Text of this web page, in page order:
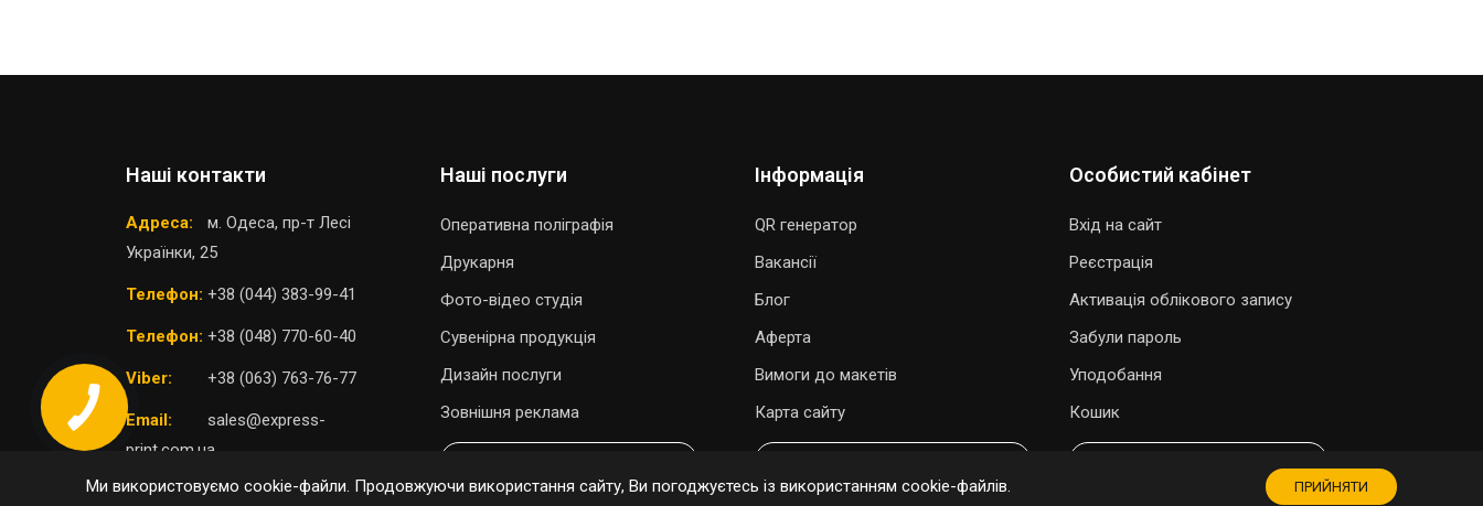
Наші контакти
Адреса:
м. Одеса, пр-т Лесі
Українки, 25
Телефон: +38 (044) 383-99-41
Телефон: +38 (048) 770-60-40
Viber: +38 (063) 763-76-77
Email:
sales@express-
print.com.ua
Наші послуги
Оперативна поліграфія
Друкарня
Фото-відео студія
Сувенірна продукція
Дизайн послуги
Зовнішня реклама
Інформація
QR генератор
Вакансії
Блог
Аферта
Вимоги до макетів
Карта сайту
Особистий кабінет
Вхід на сайт
Реєстрація
Активація облікового запису
Забули пароль
Уподобання
Кошик
Ми використовуємо cookie-файли. Продовжуючи використання сайту, Ви погоджуєтесь із використанням cookie-файлів. ПРИЙНЯТИ